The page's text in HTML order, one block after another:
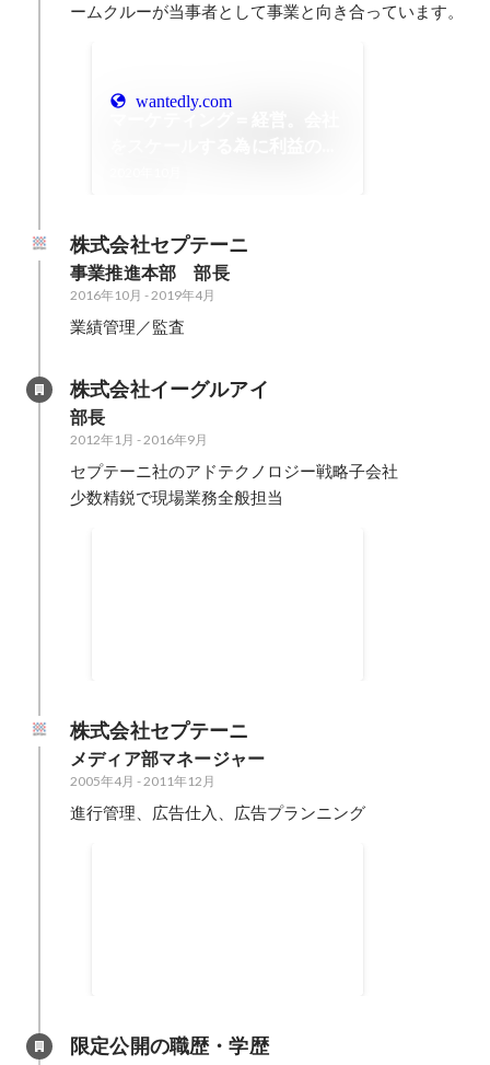
ームクルーが当事者として事業と向き合っています。
wantedly.com
株式会社セプテーニ
事業推進本部　部長
2016年10月 -2019年4月
業績管理／監査
株式会社イーグルアイ
部長
2012年1月 -2016年9月
セプテーニ社のアドテクノロジー戦略子会社
少数精鋭で現場業務全般担当
ラットフォームや予算配分もお任
せいただく。進行管理の経験を活
かしオペレーションフローを構築
し、競合他社と比較しても圧倒的
株式会社セプテーニ
メディア部マネージャー
2005年4月 -2011年12月
進行管理、広告仕入、広告プランニング
基礎的な部分を幅広く携われたこ
限定公開の職歴・学歴